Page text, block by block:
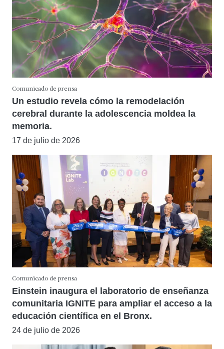
Comunicado de prensa
Un estudio revela cómo la remodelación
cerebral durante la adolescencia moldea la
memoria.
17 de julio de 2026
Comunicado de prensa
Einstein inaugura el laboratorio de enseñanza
comunitaria IGNITE para ampliar el acceso a la
educación científica en el Bronx.
24 de julio de 2026